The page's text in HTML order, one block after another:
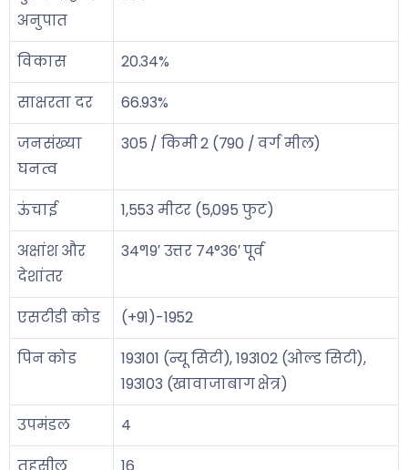
अनुपात
विकास
20.34%
साक्षरता दर
66.93%
जनसंख्या
घनत्व
305 / किमी 2 (790 / वर्ग मील)
ऊंचाई
1,553 मीटर (5,095 फुट)
अक्षांश और
देशांतर
34°19′ उत्तर 74°36′ पूर्व
एसटीडी कोड
(+91)-1952
पिन कोड
193101 (न्यू सिटी), 193102 (ओल्ड सिटी),
193103 (खावाजाबाग क्षेत्र)
उपमंडल
4